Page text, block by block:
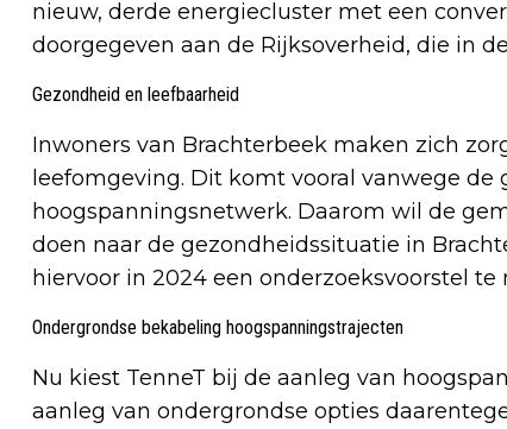
nieuw, derde energiecluster met een
doorgegeven aan de Rijksoverheid, die in
Gezondheid en leefbaarheid
Inwoners van Brachterbeek maken zich
leefomgeving. Dit komt vooral vanwege
hoogspanningsnetwerk. Daarom wil de
doen naar de gezondheidssituatie in
hiervoor in 2024 een onderzoeksvoorstel te
Ondergrondse bekabeling hoogspanningstrajecten
Nu kiest TenneT bij de aanleg van
aanleg van ondergrondse opties